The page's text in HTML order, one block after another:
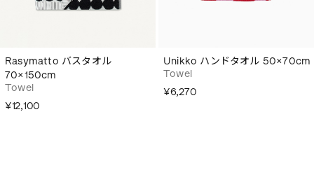
Rasymatto バスタオル
70×150cm
Towel
¥12,100
Unikko ハンドタオル 50×70cm
Towel
¥6,270